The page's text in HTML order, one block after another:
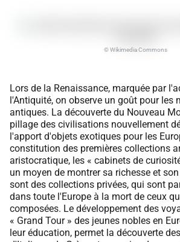
© Wikimedia Commons
Lors de la Renaissance, marquée par
l'Antiquité, on observe un goût pour les
antiques. La découverte du Nouveau
pillage des civilisations nouvellement
l'apport d'objets exotiques pour les
constitution des premières collections
aristocratique, les « cabinets de
un moyen de montrer sa richesse et
sont des collections privées, qui sont
dans toute l'Europe à la mort de ceux
composées. Le développement des
« Grand Tour » des jeunes nobles en
leur éducation, permet la découverte